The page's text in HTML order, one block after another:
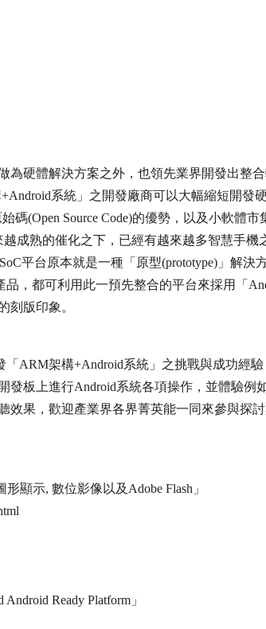
為硬體解決方案之外，也領先業界開發出整
系統」之開發廠商可以大幅縮短開發
碼(Open Source Code)的優勢，以及小軟體市
越成熟的催化之下，已經有越來越多智慧手機
平台原本就是一種「原型(prototype)」解決
，都可利用此一預先整合的平台來採用「
刻版印象。
ARM架構+Android系統」之挑戰與成功經
發板上進行Android系統各項操作，並體驗例
效果，歡迎產業界各界菁英能一同來參與探討
顯示, 數位影像以及Adobe Flash」
Ready Platform」